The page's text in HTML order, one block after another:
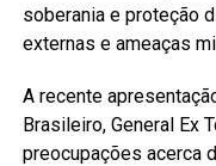
soberania e proteção
externas e ameaças
A recente
Brasileiro, General Ex
preocupações acerca